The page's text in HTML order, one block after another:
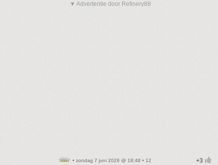
▼ Advertentie door Refinery89
• zondag 7 juni 2026 @ 18:48 • 12